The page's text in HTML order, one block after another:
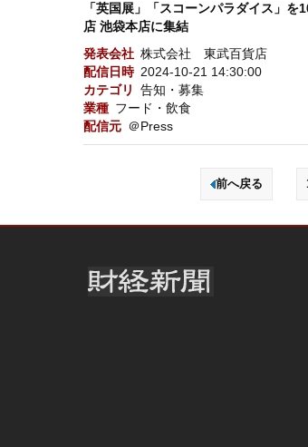
「英国展」「スコーンパラダイス」
店 池袋本店に集結
発表会社 株式会社 東武百貨店
配信日時 2024-10-21 14:30:00
カテゴリ
告知・募集
業種 フード・飲食
配信元 ＠Press
前へ戻る